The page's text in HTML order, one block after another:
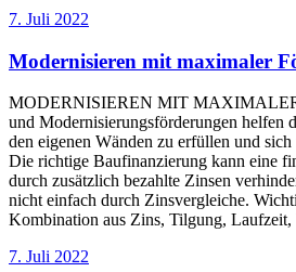
7. Juli 2022
Modernisieren mit maximaler
MODERNISIEREN MIT
und Modernisierungsförderungen helfen
den eigenen Wänden zu erfüllen und
Die richtige Baufinanzierung kann eine
durch zusätzlich bezahlte Zinsen
nicht einfach durch Zinsvergleiche.
Kombination aus Zins, Tilgung,
7. Juli 2022